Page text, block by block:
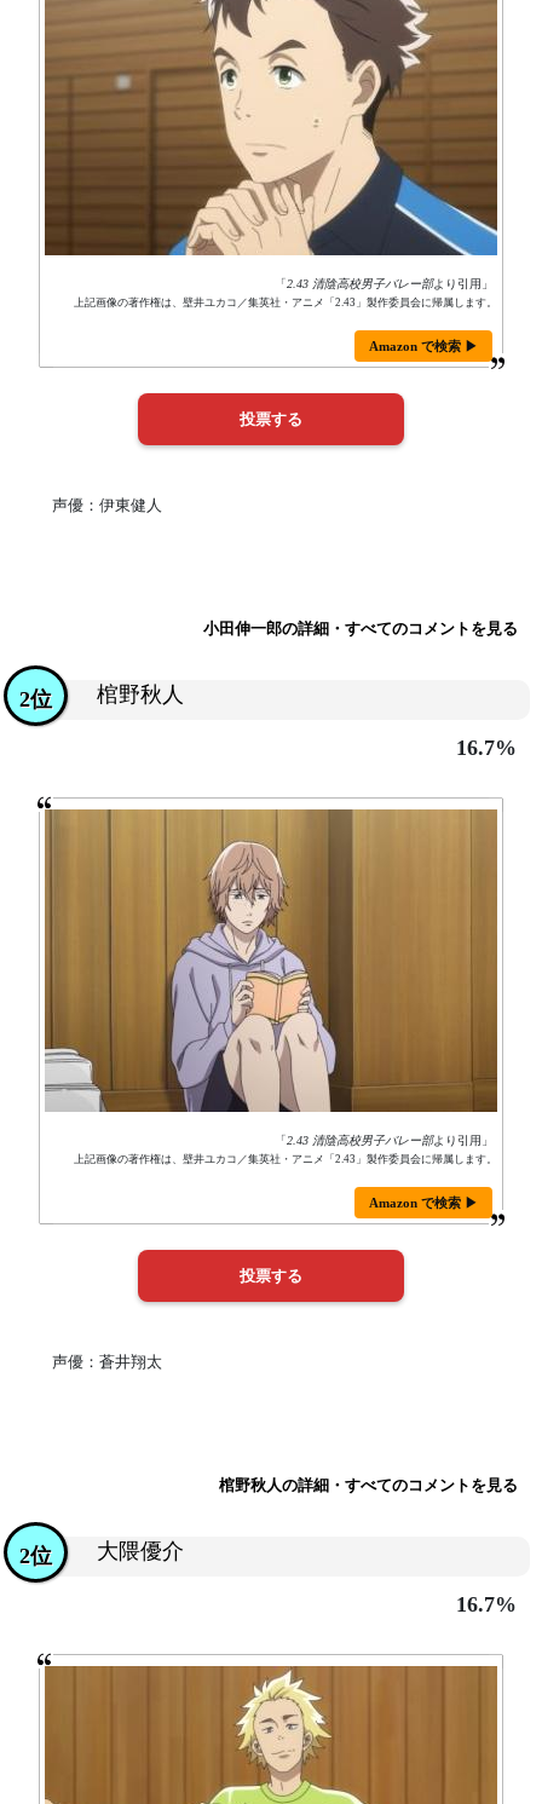
「2.43 清陰高校男子バレー部より引用」
上記画像の著作権は、壁井ユカコ／集英社・アニメ「2.43」製作委員会に帰属します。
Amazon で検索 ▶
声優：伊東健人
小田伸一郎の詳細・すべてのコメントを見る
棺野秋人
2位
16.7%
「2.43 清陰高校男子バレー部より引用」
上記画像の著作権は、壁井ユカコ／集英社・アニメ「2.43」製作委員会に帰属します。
Amazon で検索 ▶
声優：蒼井翔太
棺野秋人の詳細・すべてのコメントを見る
大隈優介
2位
16.7%